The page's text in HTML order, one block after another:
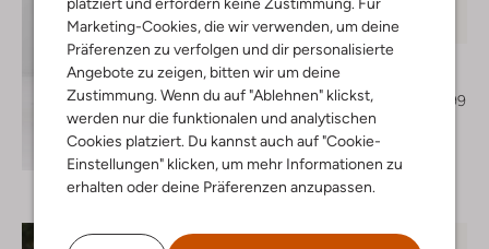
Marketing-Cookies, die wir verwenden, um deine
Präferenzen zu verfolgen und dir personalisierte
Angebote zu zeigen, bitten wir um deine
Zustimmung. Wenn du auf "Ablehnen" klickst,
werden nur die funktionalen und analytischen
Cookies platziert. Du kannst auch auf "Cookie-
Einstellungen" klicken, um mehr Informationen zu
erhalten oder deine Präferenzen anzupassen.
Entdecke den Look
-50%
Ayana
€ 129,99
€ 64,99
+ mehr farben